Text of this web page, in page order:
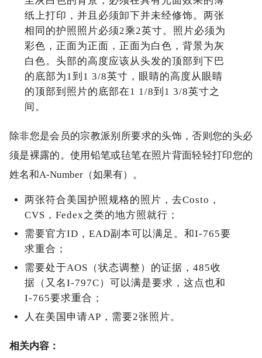
纸上打印，并且必须卸下并未经修饰。两张
相同的护照照片必须2乘2英寸。照片必须为
彩色，正面为正面，正面为白色，背景为灰
白色。头部的高度应该从头发的顶部到下巴
的底部为1到1 3/8英寸，眼睛的高度从眼睛
的顶部到照片的底部在1 1/8到1 3/8英寸之
间。
除非您是会员的宗教派别所要求的头饰，否则您的头必
须是裸露的。使用铅笔或毡笔在照片背面轻轻打印您的
姓名和A-Number（如果有）。
两张符合美国护照规格的照片，去Costo，
CVS，Fedex之类的地方照就行；
需要官方ID，EAD副本可以满足。和I-765要
求重合；
需要处于AOS（状态调整）的证据，485收
据（又名I-797C）可以满是要求，这点也和
I-765要求重合；
人在美国申请AP，需要2张照片。
相关内容：